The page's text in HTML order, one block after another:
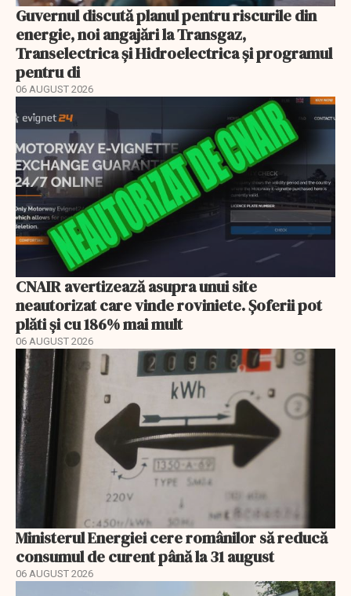
Guvernul discută planul pentru riscurile din
energie, noi angajări la Transgaz,
Transelectrica și Hidroelectrica și programul
pentru di
06 AUGUST 2026
CNAIR avertizează asupra unui site
neautorizat care vinde roviniete. Șoferii pot
plăti și cu 186% mai mult
06 AUGUST 2026
Ministerul Energiei cere românilor să reducă
consumul de curent până la 31 august
06 AUGUST 2026